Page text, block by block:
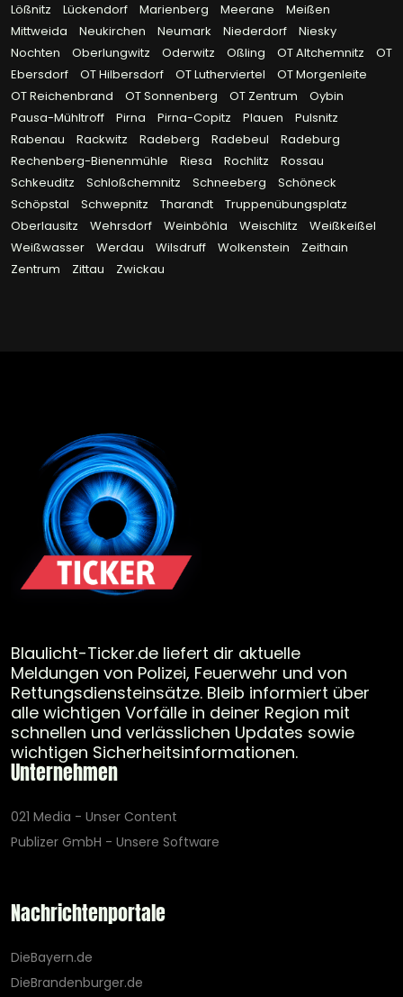
Lößnitz
Lückendorf Marienberg Meerane
Meißen
Mittweida
Neukirchen Neumark Niederdorf
Niesky
Nochten
Oberlungwitz Oderwitz Oßling OT Altchemnitz
OT
Ebersdorf
OT Hilbersdorf OT Lutherviertel
OT Morgenleite
OT Reichenbrand
OT Sonnenberg OT Zentrum
Oybin
Pausa-Mühltroff
Pirna Pirna-Copitz Plauen
Pulsnitz
Rabenau
Rackwitz Radeberg Radebeul
Radeburg
Rechenberg-Bienenmühle
Riesa Rochlitz
Rossau
Schkeuditz
Schloßchemnitz Schneeberg
Schöneck
Schöpstal
Schwepnitz Tharandt
Truppenübungsplatz
Oberlausitz
Wehrsdorf Weinböhla Weischlitz
Weißkeißel
Weißwasser
Werdau Wilsdruff Wolkenstein
Zeithain
Zentrum
Zittau Zwickau
Blaulicht-Ticker.de liefert dir aktuelle
Meldungen von Polizei, Feuerwehr und von
Rettungsdiensteinsätze. Bleib informiert über
alle wichtigen Vorfälle in deiner Region mit
schnellen und verlässlichen Updates sowie
wichtigen Sicherheitsinformationen.
Unternehmen
021 Media - Unser Content
Publizer GmbH - Unsere Software
Nachrichtenportale
DieBayern.de
DieBrandenburger.de